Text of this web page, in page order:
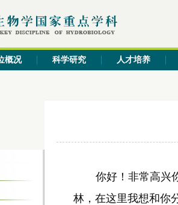
概况 科学研究 人才培养
你好！非常高兴
林，在这里我想和你